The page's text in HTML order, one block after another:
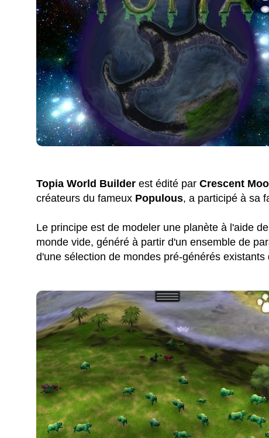
Topia World Builder est édité parCrescent
créateurs du fameux Populous, a participé à sa
Le principe est de modeler une planète à l'aide
monde vide, généré à partir d'un ensemble de
d'une sélection de mondes pré-générés existants